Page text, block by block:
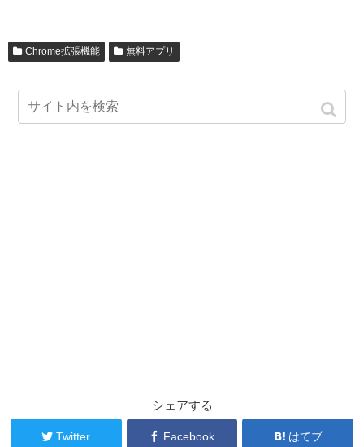
Chrome拡張機能 無料アプリ
シェアする
Twitter Facebook はてブ